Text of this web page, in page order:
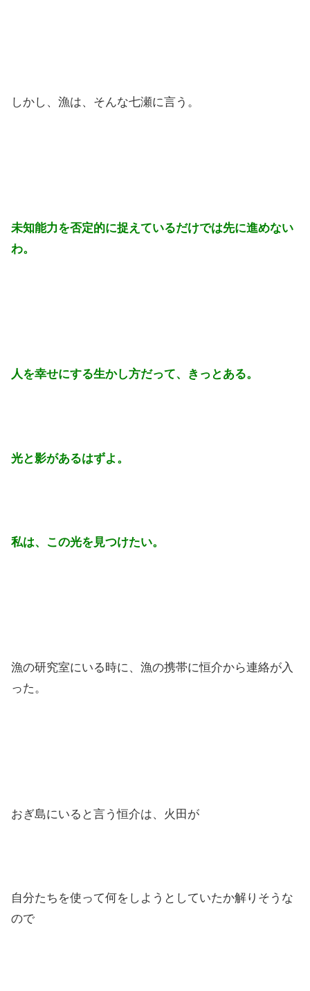
しかし、漁は、そんな七瀬に言う。
未知能力を否定的に捉えているだけでは先に進めない
わ。
人を幸せにする生かし方だって、きっとある。
光と影があるはずよ。
私は、この光を見つけたい。
漁の研究室にいる時に、漁の携帯に恒介から連絡が入
った。
おぎ島にいると言う恒介は、火田が
自分たちを使って何をしようとしていたか解りそうな
ので